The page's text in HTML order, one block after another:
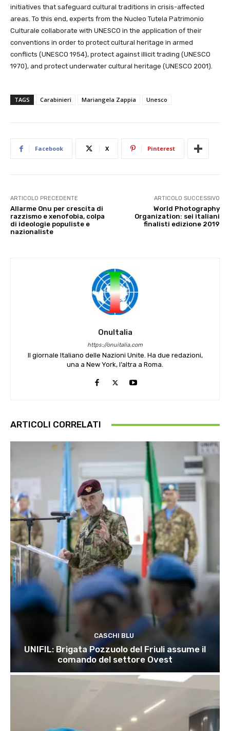
initiatives that safeguard cultural traditions in crisis-affected
areas. To this end, experts from the Nucleo Tutela Patrimonio
Culturale collaborate with UNESCO in the application of their
conventions in order to protect cultural heritage in armed
conflicts (UNESCO 1954), protect against illicit trading (UNESCO
1970), and protect underwater cultural heritage (UNESCO 2001).
TAGS Carabinieri Mariangela Zappia Unesco
Facebook X Pinterest
ARTICOLO PRECEDENTE
Allarme Onu per crescita di
razzismo e xenofobia, colpa
di ideologie populiste e
nazionaliste
ARTICOLO SUCCESSIVO
World Photography
Organization: sei italiani
finalisti edizione 2019
OnuItalia
https://onuitalia.com
Il giornale Italiano delle Nazioni Unite. Ha due redazioni,
una a New York, l’altra a Roma.
ARTICOLI CORRELATI
CASCHI BLU
UNIFIL: Brigata Pozzuolo del Friuli assume il
comando del settore Ovest